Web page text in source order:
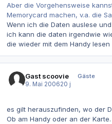
Aber die Vorgehensweise
Memorycard machen, v.a. die
Wenn ich die Daten auslese
ich kann die daten irgendwie
die wieder mit dem Handy lesen
Gast scoovie
Gäste
9. Mai 200620 j
es gilt herauszufinden, wo der
Ob am Handy oder an der Karte.